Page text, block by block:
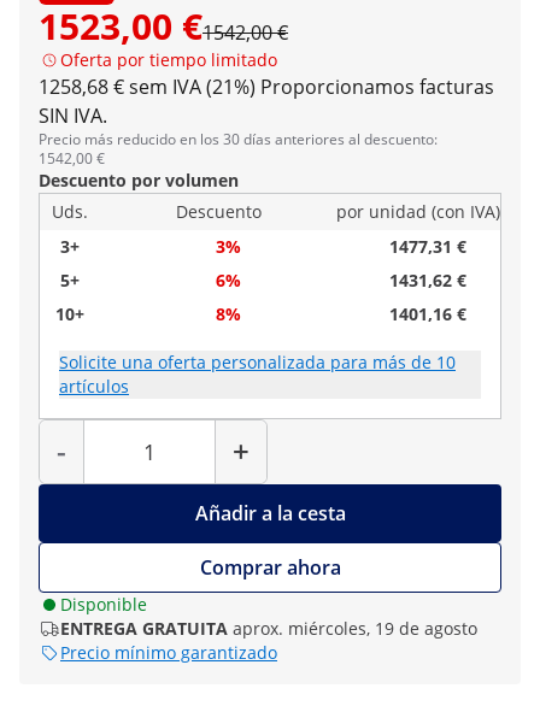
1523,00 €1542,00 €
Oferta por tiempo limitado
1258,68 € sem IVA (21%) Proporcionamos facturas
SIN IVA.
Precio más reducido en los 30 días anteriores al descuento:
1542,00 €
Descuento por volumen
Uds.
Descuento
por unidad (con IVA)
3+
3%
1477,31 €
5+
6%
1431,62 €
10+
8% 1401,16 €
Solicite una oferta personalizada para más de 10
artículos
-
Cantidad
+
Añadir a la cesta
Comprar ahora
Disponible
ENTREGA GRATUITA aprox. miércoles, 19 de agosto
Precio mínimo garantizado